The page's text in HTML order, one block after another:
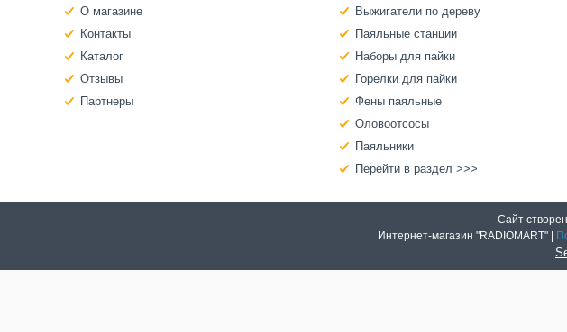
О магазине
Контакты
Каталог
Отзывы
Партнеры
Выжигатели по дереву
Паяльные станции
Наборы для пайки
Горелки для пайки
Фены паяльные
Оловоотсосы
Паяльники
Перейти в раздел >>>
Сайт